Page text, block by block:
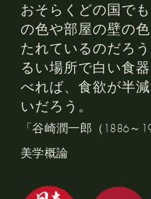
おそらくどの国で
の色や部屋の壁の
たれているのだろ
るい場所で白い食
べれば、食欲が半
いだろう。
「谷崎潤一郎（1886～
美学概論